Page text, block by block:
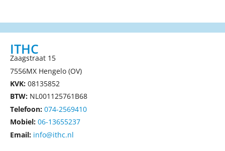
ITHC
Zaagstraat 15
7556MX Hengelo (OV)
KVK: 08135852
BTW: NL001125761B68
Telefoon: 074-2569410
Mobiel: 06-13655237
Email: info@ithc.nl